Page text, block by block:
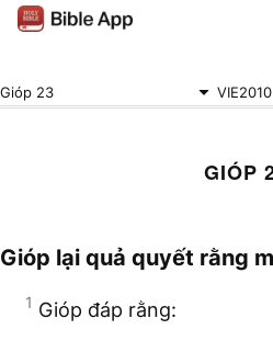
Gióp 23 VIE2010
GIÓP
Gióp lại quả quyết rằng
1 Gióp đáp rằng: